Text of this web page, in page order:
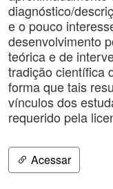
diagnóstico/
e o pouco
desenvolvimento
teórica e de
tradição científica
forma que tais
vínculos dos
requerido pela
Acessar